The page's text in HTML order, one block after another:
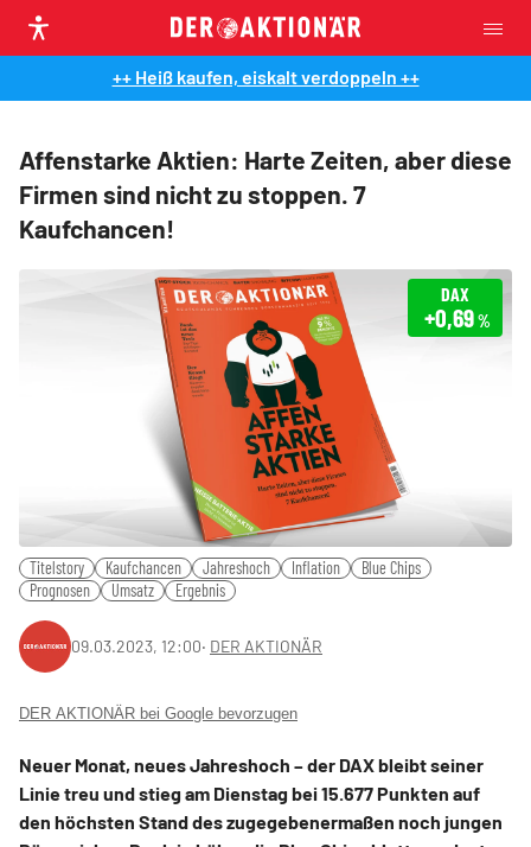
++ Heiß kaufen, eiskalt verdoppeln ++
Affenstarke Aktien: Harte Zeiten, aber diese
Firmen sind nicht zu stoppen. 7
Kaufchancen!
DAX
+0,69%
Titelstory Kaufchancen Jahreshoch Inflation
Blue Chips
Prognosen
Umsatz Ergebnis
09.03.2023, 12:00‧ DER AKTIONÄR
DER AKTIONÄR bei Google bevorzugen
Neuer Monat, neues Jahreshoch – der DAX bleibt seiner
Linie treu und stieg am Dienstag bei 15.677 Punkten auf
den höchsten Stand des zugegebenermaßen noch jungen